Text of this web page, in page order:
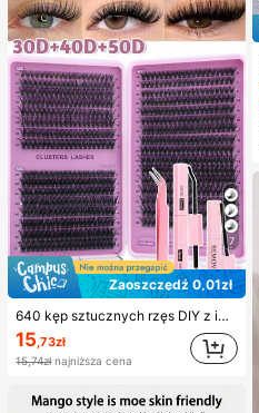
7
Zaoszczędź 0,01zł
640 kęp sztucznych rzęs DIY z imitacji norki, skręcone D, gęste i puszyste, mieszana długość 8–16 mm, efekt przyciągający uwagę, odpowiednie do różnych makijaży, lekki i wielorazowy, wysoka opłacalność, dla początkujących, na wiele okazji, do codziennego noszenia, klej, remover i pęseta do wyboru zależnie od potrzeb
15 ,73zł
15,74zł najniższa cena